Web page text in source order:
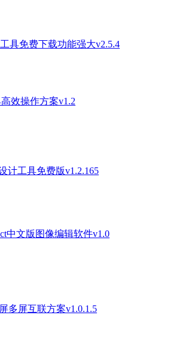
具免费下载功能强大v2.5.4
效操作方案v1.2
计工具免费版v1.2.165
中文版图像编辑软件v1.0
多屏互联方案v1.0.1.5